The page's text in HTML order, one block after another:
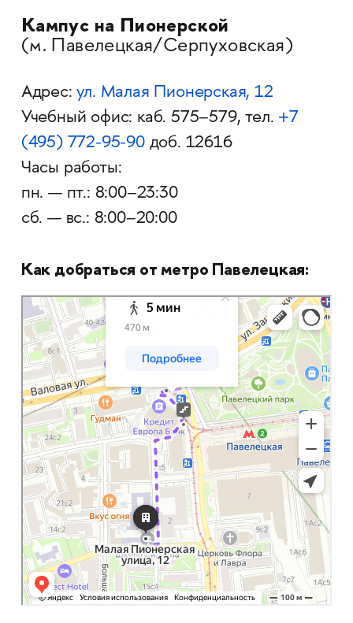
Кампус на Пионерской
(м. Павелецкая/Серпуховская)
Адрес:ул. Малая Пионерская, 12
Учебный офис: каб. 575–579, тел. +7
(495)772-95-90доб. 12616
Часы работы:
пн. — пт.: 8:00–23:30
сб. — вс.: 8:00–20:00
Как добраться от метро Павелецкая:
Москва
Яндекс Карты